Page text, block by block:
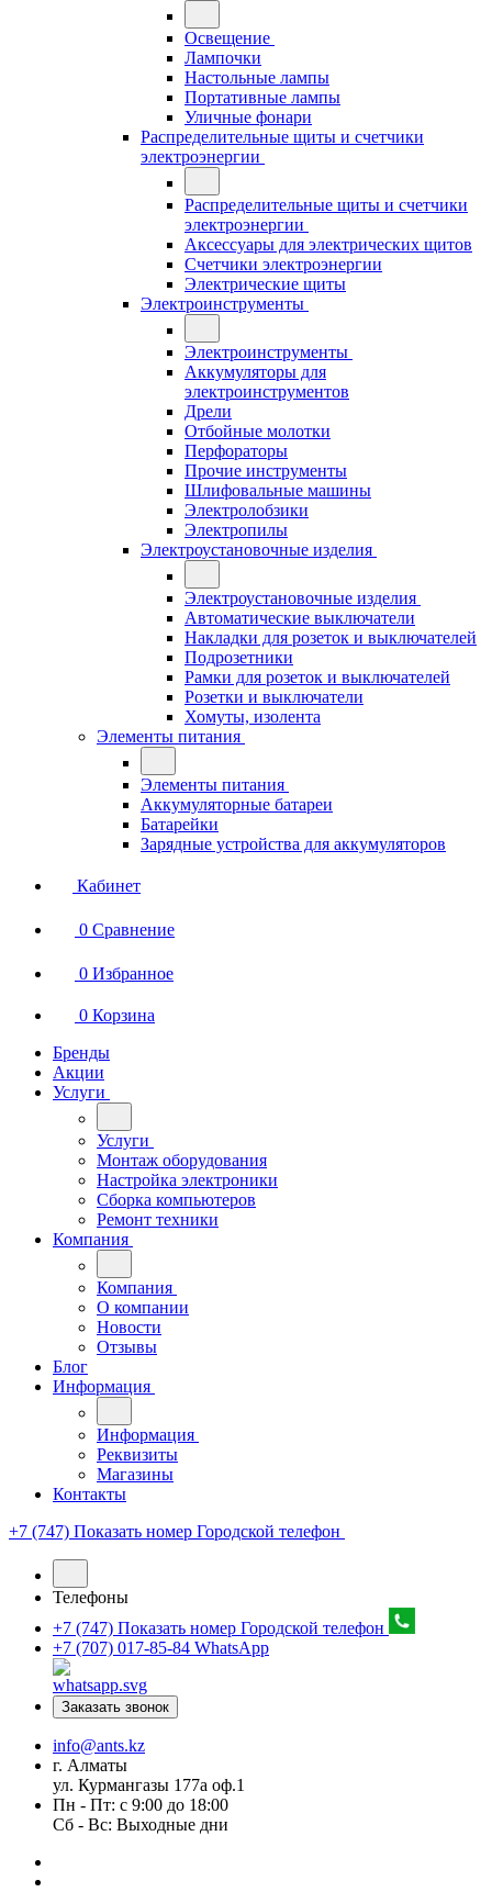
Освещение
Лампочки
Настольные лампы
Портативные лампы
Уличные фонари
Распределительные щиты и счетчики
электроэнергии
Распределительные щиты и счетчики
электроэнергии
Аксессуары для электрических щитов
Счетчики электроэнергии
Электрические щиты
Электроинструменты
Электроинструменты
Аккумуляторы для
электроинструментов
Дрели
Отбойные молотки
Перфораторы
Прочие инструменты
Шлифовальные машины
Электролобзики
Электропилы
Электроустановочные изделия
Электроустановочные изделия
Автоматические выключатели
Накладки для розеток и выключателей
Подрозетники
Рамки для розеток и выключателей
Розетки и выключатели
Хомуты, изолента
Элементы питания
Элементы питания
Аккумуляторные батареи
Батарейки
Зарядные устройства для аккумуляторов
Кабинет
0 Сравнение
0 Избранное
0 Корзина
Бренды
Акции
Услуги
Услуги
Монтаж оборудования
Настройка электроники
Сборка компьютеров
Ремонт техники
Компания
Компания
О компании
Новости
Отзывы
Блог
Информация
Информация
Реквизиты
Магазины
Контакты
+7 (747) Показать номер Городской телефон
Телефоны
+7 (747) Показать номер Городской телефон
+7 (707) 017-85-84 WhatsApp
Заказать звонок
info@ants.kz
г. Алматы
ул. Курмангазы 177а оф.1
Пн - Пт: с 9:00 до 18:00
Сб - Вс: Выходные дни